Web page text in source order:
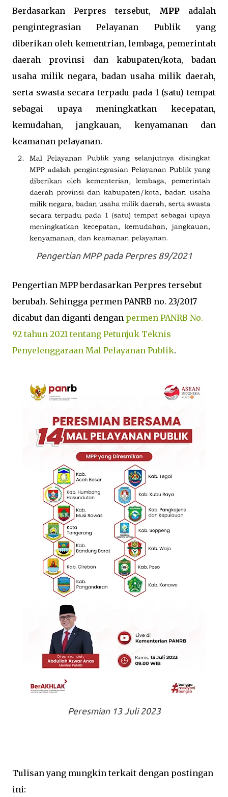
Berdasarkan Perpres tersebut, MPP adalah
pengintegrasian Pelayanan Publik yang
diberikan oleh kementrian, lembaga, pemerintah
daerah provinsi dan kabupaten/kota, badan
usaha milik negara, badan usaha milik daerah,
serta swasta secara terpadu pada 1 (satu) tempat
sebagai upaya meningkatkan kecepatan,
kemudahan, jangkauan, kenyamanan dan
keamanan pelayanan.
Pengertian MPP pada Perpres 89/2021
Pengertian MPP berdasarkan Perpres tersebut
berubah. Sehingga permen PANRB no. 23/2017
dicabut dan diganti dengan permen PANRB No.
92 tahun 2021 tentang Petunjuk Teknis
Penyelenggaraan Mal Pelayanan Publik.
Peresmian 13 Juli 2023
Tulisan yang mungkin terkait dengan postingan
ini: